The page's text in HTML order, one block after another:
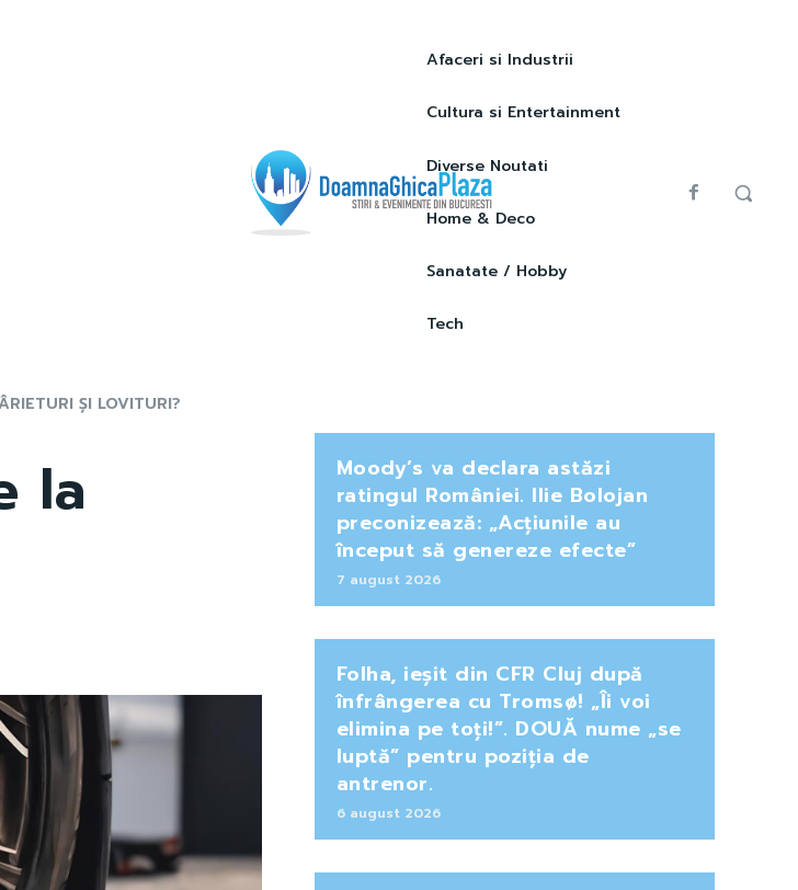
Afaceri si Industrii
Cultura si Entertainment
Diverse Noutati
Home & Deco
Sanatate / Hobby
Tech
ȘI LOVITURI?
la
Moody’s va declara astăzi
ratingul României. Ilie Bolojan
preconizează: „Acțiunile au
început să genereze efecte”
7 august 2026
Folha, ieșit din CFR Cluj după
înfrângerea cu Tromsø! „Îi voi
elimina pe toți!”. DOUĂ nume „se
luptă” pentru poziția de
antrenor.
6 august 2026